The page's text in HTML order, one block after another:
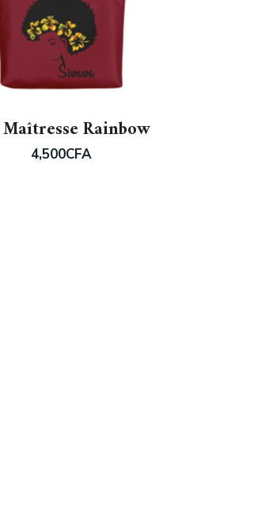
Maîtresse Rainbow
4,500CFA